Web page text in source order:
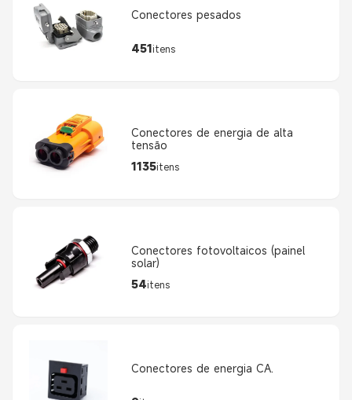
Conectores pesados
451itens
Conectores de energia de alta
tensão
1135itens
Conectores fotovoltaicos (painel
solar)
54itens
Conectores de energia CA.